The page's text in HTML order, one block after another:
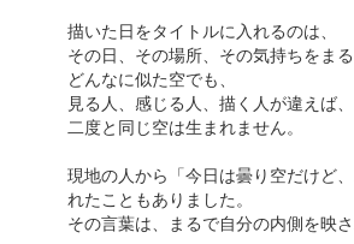
描いた日をタイトルに入れるのは、
その日、その場所、その気持ちをま
どんなに似た空でも、
見る人、感じる人、描く人が違えば、
二度と同じ空は生まれません。
現地の人から「今日は曇り空だけど
れたこともありました。
その言葉は、まるで自分の内側を映